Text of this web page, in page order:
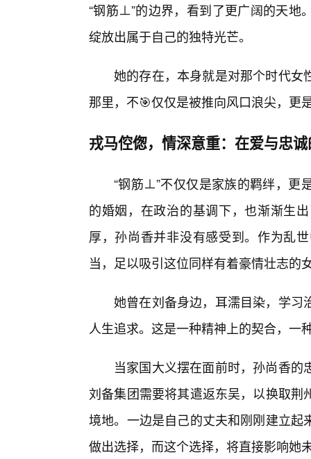
“钢筋⊥”的边界，看到了更广阔的天地
绽放出属于自己的独特光芒。
她的存在，本身就是对那个时代女
那里，不🎯仅仅是被推向风口浪尖，更
戎马倥偬，情深意重：在爱与忠
“钢筋⊥”不仅仅是家族的羁绊，更
的婚姻，在政治的基调下，也渐渐生
厚，孙尚香并非没有感受到。作为乱
当，足以吸引这位同样有着豪情壮志的
她曾在刘备身边，耳濡目染，学习
人生追求。这是一种精神上的契合，一
当家国大义摆在面前时，孙尚香
刘备集团需要将其遣返东吴，以换取
境地。一边是自己的丈夫和刚刚建立
做出选择，而这个选择，将直接影响她